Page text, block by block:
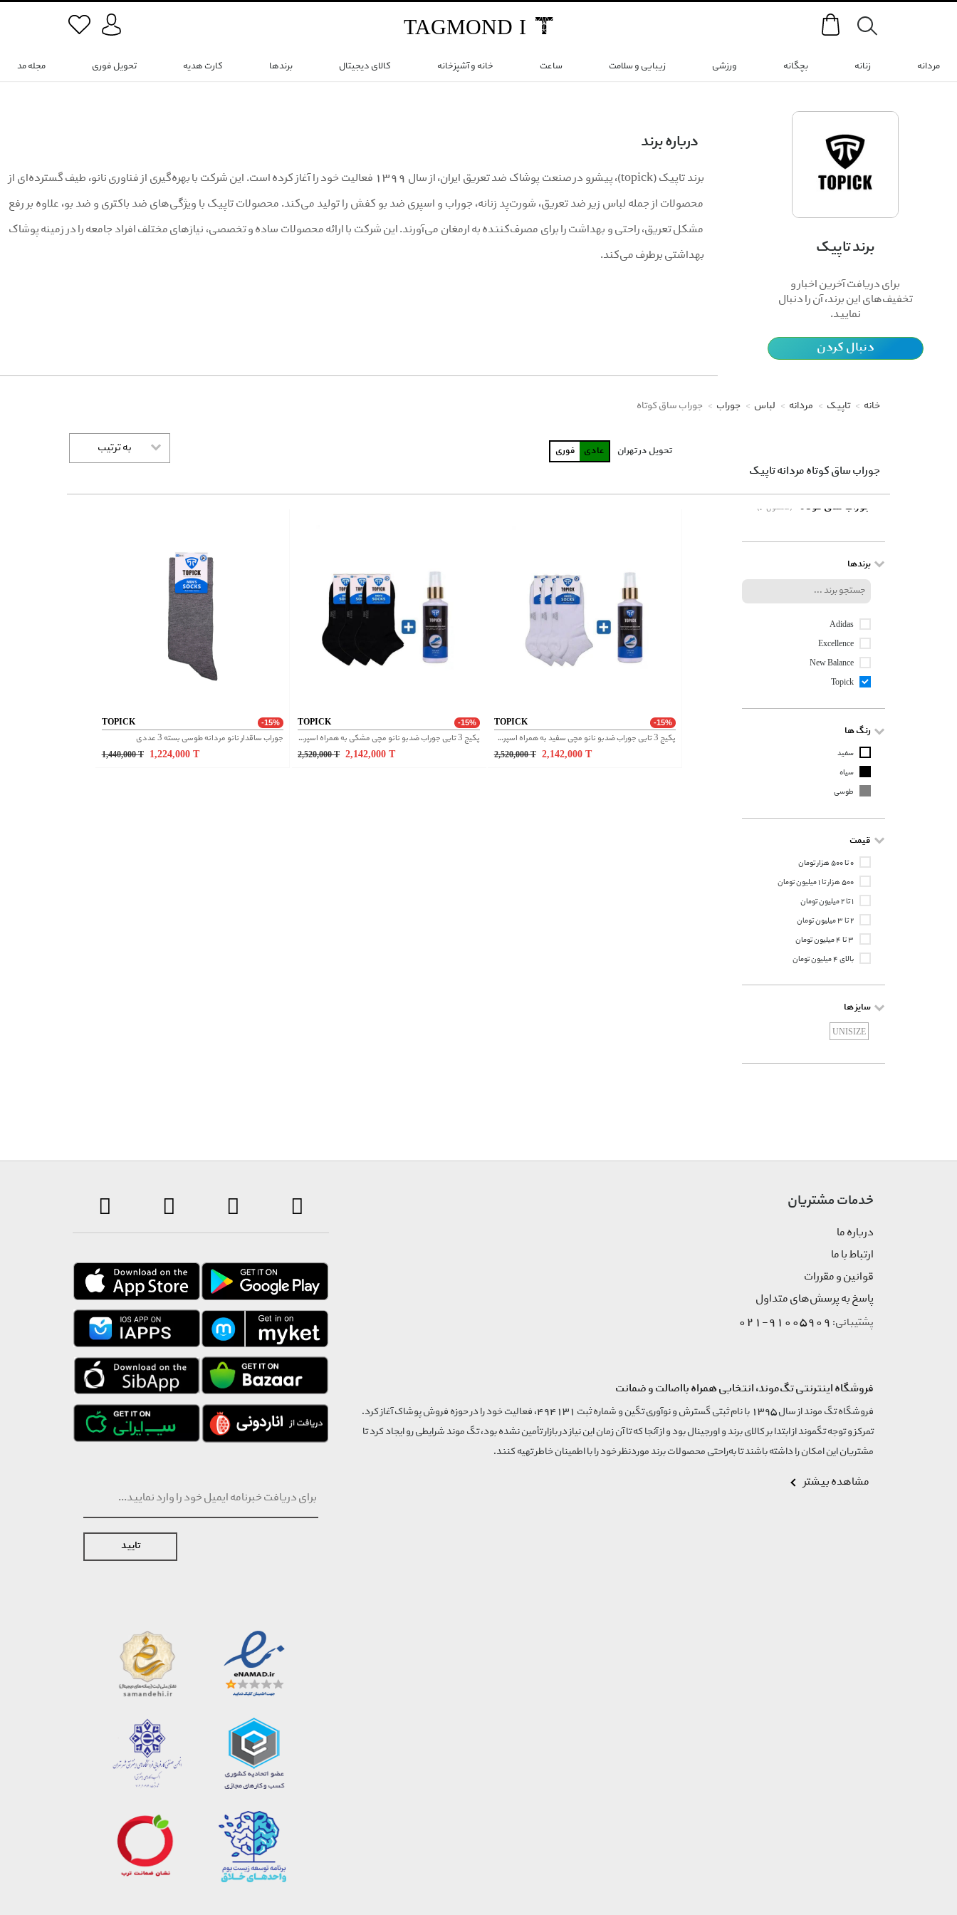
Search
TAGMOND I
مردانه زنانه بچگانه ورزشی زیبایی و سلامت ساعت خانه و آشپزخانه کالای دیجیتال برندها کارت هدیه تحویل فوری مجله مد
برند تاپیک
برای دریافت آخرین اخبار و
تخفیف‌های این برند، آن را دنبال
نمایید.
دنبال کردن
درباره برند
برند تاپیک (topick)، پیشرو در صنعت پوشاک ضد تعریق ایران، از سال 1399 فعالیت خود را آغاز کرده است. این شرکت با بهره‌گیری از فناوری نانو، طیف گسترده‌ای از
محصولات از جمله لباس زیر ضد تعریق، شورت‌پد زنانه، جوراب و اسپری ضد بو کفش را تولید می‌کند. محصولات تاپیک با ویژگی‌های ضد باکتری و ضد بو، علاوه بر رفع
مشکل تعریق، راحتی و بهداشت را برای مصرف‌کننده به ارمغان می‌آورند. این شرکت با ارائه محصولات ساده و تخصصی، نیازهای مختلف افراد جامعه را در زمینه پوشاک
بهداشتی برطرف می‌کند.
تحویل در تهران عادی فوری به ترتیب
خانه تاپیک مردانه لباس جوراب جوراب ساق کوتاه
جوراب ساق کوتاه مردانه تاپیک
TOPICK -15%
جوراب ساقدار نانو مردانه طوسی بسته 3 عددی
1,440,000T 1,224,000 T
TOPICK -15%
پکیج 3 تایی جوراب ضدبو نانو مچی مشکی به همراه اسپری کفش ضد بو نانو مردانه
2,520,000T 2,142,000T
TOPICK -15%
پکیج 3 تایی جوراب ضدبو نانو مچی سفید به همراه اسپری کفش ضد بو نانو مردانه
2,520,000T 2,142,000 T
(3 محصول) جوراب ساق کوتاه
برندها
Adidas
Excellence
New Balance
Topick
رنگ ها
سفید
سیاه
طوسی
قیمت
۰ تا ۵۰۰ هزار تومان
۵۰۰ هزار تا ۱ میلیون تومان
۱ تا ۲ میلیون تومان
۲ تا ۳ میلیون تومان
۳ تا ۴ میلیون تومان
بالای ۴ میلیون تومان
سایز ها
UNISIZE
تایید
خدمات مشتریان
درباره ما
ارتباط با ما
قوانین و مقررات
پاسخ به پرسش‌های متداول
پشتیبانی: 91005909-021
فروشگاه اینترنتی تگ‌موند، انتخابی همراه بااصالت و ضمانت
فروشگاه تگ موند از سال 1395 با نام ثبتی گسترش و نوآوری تگین و شماره ثبت 494131، فعالیت خود را در حوزه فروش پوشاک آغاز کرد.
تمرکز و توجه تگموند از ابتدا بر کالای برند و اورجینال بود و از آنجا که تا آن زمان این نیاز در بازار تأمین نشده بود، تگ موند شرایطی رو ایجاد کرد تا
مشتریان این امکان را داشته باشند تا به‌راحتی محصولات برند مورد‌نظر خود را با اطمینان خاطر تهیه کنند.
مشاهده بیشتر